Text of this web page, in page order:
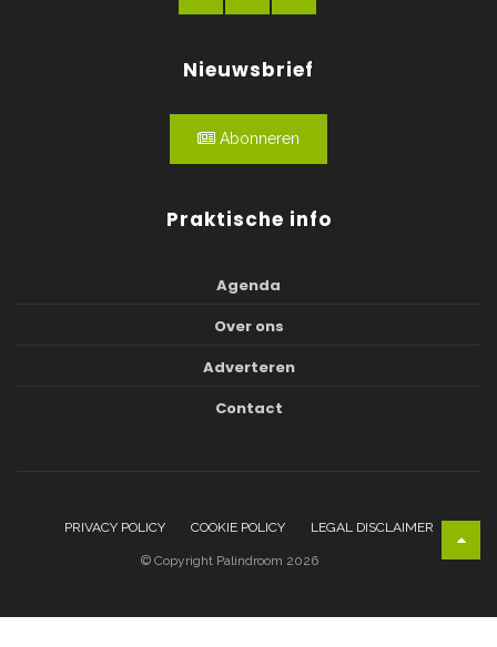
Nieuwsbrief
Abonneren
Praktische info
Agenda
Over ons
Adverteren
Contact
PRIVACY POLICY COOKIE POLICY LEGAL DISCLAIMER
© Copyright Palindroom 2026